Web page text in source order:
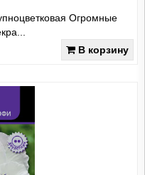
Огромные
В корзину